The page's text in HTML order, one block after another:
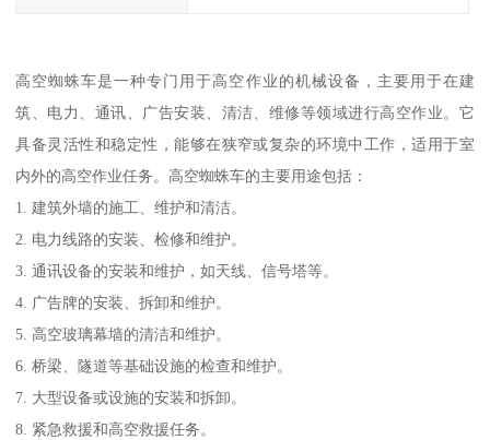
高空蜘蛛车是一种专门用于高空作业的机械设备，主要用于在建
筑、电力、通讯、广告安装、清洁、维修等领域进行高空作业。它
具备灵活性和稳定性，能够在狭窄或复杂的环境中工作，适用于室
内外的高空作业任务。高空蜘蛛车的主要用途包括：
1. 建筑外墙的施工、维护和清洁。
2. 电力线路的安装、检修和维护。
3. 通讯设备的安装和维护，如天线、信号塔等。
4. 广告牌的安装、拆卸和维护。
5. 高空玻璃幕墙的清洁和维护。
6. 桥梁、隧道等基础设施的检查和维护。
7. 大型设备或设施的安装和拆卸。
8. 紧急救援和高空救援任务。